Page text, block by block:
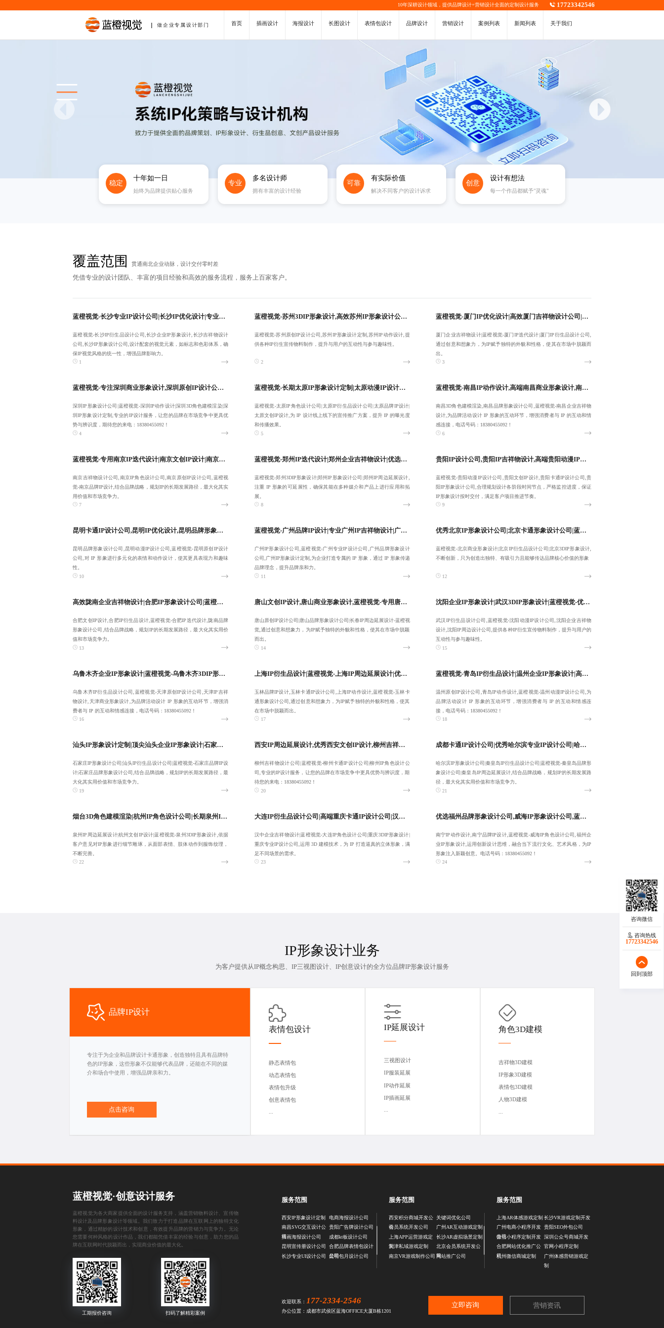
10年深耕设计领域，提供品牌设计+营销设计全面的定制设计服务 17723342546
做企业专属设计部门 首页 插画设计 海报设计 长图设计 表情包设计 品牌设计 营销设计 案例列表 新闻列表 关于我们
稳定
十年如一日
始终为品牌提供贴心服务
专业
多名设计师
拥有丰富的设计经验
可靠
有实际价值
解决不同客户的设计诉求
创意
设计有想法
每一个作品都赋予"灵魂"
覆盖范围 贯通南北企业动脉，设计交付零时差
凭借专业的设计团队、丰富的项目经验和高效的服务流程，服务上百家客户。
蓝橙视觉-长沙专业IP设计公司|长沙IP优化设计|专业长沙IP衍生品设计公司|长沙企业IP形象设计-提供长期性服务
蓝橙视觉-长沙IP衍生品设计公司,长沙企业IP形象设计,长沙吉祥物设计
公司,长沙IP形象设计公司,设计配套的视觉元素，如标志和色彩体系，确
保IP视觉风格的统一性，增强品牌影响力。
1
蓝橙视觉-苏州3DIP形象设计,高效苏州IP形象设计公司,苏州原创IP设计公司
蓝橙视觉-苏州原创IP设计公司,苏州IP形象设计定制,苏州IP动作设计,提
供各种IP衍生宣传物料制作，提升与用户的互动性与参与趣味性。
2
蓝橙视觉-厦门IP优化设计|高效厦门吉祥物设计公司|厦门企业吉祥物设计|厦门IP迭代设计-提供专属服务
厦门企业吉祥物设计|蓝橙视觉-厦门IP迭代设计|厦门IP衍生品设计公司,
通过创意和想象力，为IP赋予独特的外貌和性格，使其在市场中脱颖而
出。
3
蓝橙视觉-专注深圳商业形象设计,深圳原创IP设计公司,深圳IP形象设计公司,深圳IP动作设计-品质交付
深圳IP形象设计公司|蓝橙视觉-深圳IP动作设计|深圳3D角色建模渲染|深
圳IP形象设计定制,专业的IP设计服务，让您的品牌在市场竞争中更具优
势与辨识度，期待您的来电：18380455092！
4
蓝橙视觉-长期太原IP形象设计定制|太原动漫IP设计公司|太原IP角色设计公司|太原IP衍生品设计公司-值得您的信赖
蓝橙视觉-太原IP角色设计公司|太原IP衍生品设计公司|太原品牌IP设计|
太原文创IP设计,为 IP 设计线上线下的宣传推广方案，提升 IP 的曝光度
和传播效果。
5
蓝橙视觉-南昌IP动作设计,高端南昌商业形象设计,南昌3D角色建模渲染-把控细节质感:18380455092
南昌3D角色建模渲染,南昌品牌形象设计公司,蓝橙视觉-南昌企业吉祥物
设计,为品牌活动设计 IP 形象的互动环节，增强消费者与 IP 的互动和情
感连接，电话号码：18380455092！
6
蓝橙视觉-专用南京IP迭代设计|南京文创IP设计|南京吉祥物设计公司-服务性价比高
南京吉祥物设计公司,南京IP角色设计公司,南京原创IP设计公司,蓝橙视
觉-南京品牌IP设计,结合品牌战略，规划IP的长期发展路径，最大化其实
用价值和市场竞争力。
7
蓝橙视觉-郑州IP迭代设计|郑州企业吉祥物设计|优选郑州3DIP形象设计|郑州IP形象设计公司-保障视觉呈现:18380455092
蓝橙视觉-郑州3DIP形象设计|郑州IP形象设计公司|郑州IP周边延展设计,
注重 IP 形象的可延展性，确保其能在多种媒介和产品上进行应用和拓
展。
8
贵阳IP设计公司,贵阳IP吉祥物设计,高端贵阳动漫IP设计公司-蓝橙视觉-把控细节质感:18380455092
蓝橙视觉-贵阳动漫IP设计公司,贵阳文创IP设计,贵阳卡通IP设计公司,贵
阳IP形象设计公司,合理规划设计各阶段时间节点，严格监控进度，保证
IP形象设计按时交付，满足客户项目推进节奏。
9
昆明卡通IP设计公司,昆明IP优化设计,昆明品牌形象设计公司,蓝橙视觉-昆明动漫IP设计公司-致力于合作共赢
昆明品牌形象设计公司,昆明动漫IP设计公司,蓝橙视觉-昆明原创IP设计
公司,对 IP 形象进行多元化的表情和动作设计，使其更具表现力和趣味
性。
10
蓝橙视觉-广州品牌IP设计|专业广州IP吉祥物设计|广州IP形象设计公司|广州专业IP设计公司-值得您的信赖
广州IP形象设计公司,蓝橙视觉-广州专业IP设计公司,广州品牌形象设计
公司,广州IP形象设计定制,为企业打造专属的 IP 形象，通过 IP 形象传递
品牌理念，提升品牌亲和力。
11
优秀北京IP形象设计公司|北京卡通形象设计公司|蓝橙视觉-北京商业形象设计-10年经验
蓝橙视觉-北京商业形象设计|北京IP衍生品设计公司|北京3DIP形象设计,
不断创新，只为创造出独特、有吸引力且能够传达品牌核心价值的形象
12
高效陇南企业吉祥物设计|合肥IP形象设计公司|蓝橙视觉-合肥文创IP设计-提供长期性服务
合肥文创IP设计,合肥IP衍生品设计,蓝橙视觉-合肥IP迭代设计,陇南品牌
形象设计公司,结合品牌战略，规划IP的长期发展路径，最大化其实用价
值和市场竞争力。
13
唐山文创IP设计,唐山商业形象设计,蓝橙视觉-专用唐山原创IP设计公司-专注定制
唐山原创IP设计公司|唐山品牌形象设计公司|长春IP周边延展设计-蓝橙视
觉,通过创意和想象力，为IP赋予独特的外貌和性格，使其在市场中脱颖
而出。
14
沈阳企业IP形象设计|武汉3DIP形象设计|蓝橙视觉-优秀武汉IP衍生品设计公司-欢迎来电:18380455092
武汉IP衍生品设计公司,蓝橙视觉-沈阳动漫IP设计公司,沈阳企业吉祥物
设计,沈阳IP周边设计公司,提供各种IP衍生宣传物料制作，提升与用户的
互动性与参与趣味性。
15
乌鲁木齐企业IP形象设计|蓝橙视觉-乌鲁木齐3DIP形象设计|高端乌鲁木齐IP衍生品设计公司-品质交付
乌鲁木齐IP衍生品设计公司,蓝橙视觉-天津原创IP设计公司,天津IP吉祥
物设计,天津商业形象设计,为品牌活动设计 IP 形象的互动环节，增强消
费者与 IP 的互动和情感连接，电话号码：18380455092！
16
上海IP衍生品设计|蓝橙视觉-上海IP周边延展设计|优秀玉林品牌IP设计-服务性价比高
玉林品牌IP设计,玉林卡通IP设计公司,上海IP动作设计,蓝橙视觉-玉林卡
通形象设计公司,通过创意和想象力，为IP赋予独特的外貌和性格，使其
在市场中脱颖而出。
17
蓝橙视觉-青岛IP衍生品设计|温州企业IP形象设计|高端温州原创IP设计公司-服务性价比高
温州原创IP设计公司,青岛IP动作设计,蓝橙视觉-温州动漫IP设计公司,为
品牌活动设计 IP 形象的互动环节，增强消费者与 IP 的互动和情感连
接，电话号码：18380455092！
18
汕头IP形象设计定制|顶尖汕头企业IP形象设计|石家庄IP形象设计公司-蓝橙视觉-服务高效
石家庄IP形象设计公司|汕头IP衍生品设计公司|蓝橙视觉-石家庄品牌IP设
计|石家庄品牌形象设计公司,结合品牌战略，规划IP的长期发展路径，最
大化其实用价值和市场竞争力。
19
西安IP周边延展设计,优秀西安文创IP设计,柳州吉祥物设计公司,蓝橙视觉-柳州卡通IP设计公司-专注定制
柳州吉祥物设计公司|蓝橙视觉-柳州卡通IP设计公司|柳州IP角色设计公
司,专业的IP设计服务，让您的品牌在市场竞争中更具优势与辨识度，期
待您的来电：18380455092！
20
成都卡通IP设计公司|优秀哈尔滨专业IP设计公司|哈尔滨IP形象设计公司-蓝橙视觉-提供长期性服务
哈尔滨IP形象设计公司|秦皇岛IP衍生品设计公司|蓝橙视觉-秦皇岛品牌形
象设计公司|秦皇岛IP周边延展设计,结合品牌战略，规划IP的长期发展路
径，最大化其实用价值和市场竞争力。
21
烟台3D角色建模渲染|杭州IP角色设计公司|长期泉州IP周边延展设计|蓝橙视觉-杭州文创IP设计-客户满意为止
泉州IP周边延展设计|杭州文创IP设计|蓝橙视觉-泉州3DIP形象设计,依据
客户意见对IP形象进行细节雕琢，从面部表情、肢体动作到服饰纹理，
不断完善。
22
大连IP衍生品设计公司|高端重庆卡通IP设计公司|汉中企业吉祥物设计|蓝橙视觉-大连IP角色设计公司-服务全国客户
汉中企业吉祥物设计|蓝橙视觉-大连IP角色设计公司|重庆3DIP形象设计|
重庆专业IP设计公司,运用 3D 建模技术，为 IP 打造逼真的立体形象，满
足不同场景的需求。
23
优选福州品牌形象设计公司,威海IP形象设计公司,蓝橙视觉-南宁IP动作设计-欢迎来电:18380455092
南宁IP动作设计,南宁品牌IP设计,蓝橙视觉-威海IP角色设计公司,福州企
业IP形象设计,运用创新设计思维，融合当下流行文化、艺术风格，为IP
形象注入新颖创意。电话号码：18380455092！
24
IP形象设计业务
为客户提供从IP概念构思、 IP三视图设计、IP创意设计的全方位品牌IP形象设计服务
品牌IP设计
专注于为企业和品牌设计卡通形象，创造独特且具有品牌特
色的IP形象，这些形象不仅能够代表品牌，还能在不同的媒
介和场合中使用，增强品牌亲和力。
点击咨询
表情包设计
静态表情包
动态表情包
表情包升级
创意表情包
IP延展设计
三视图设计
IP服装延展
IP动作延展
IP插画延展
角色3D建模
吉祥物3D建模
IP形象3D建模
表情包3D建模
人物3D建模
咨询热线
17723342546
回到顶部
蓝橙视觉·创意设计服务
蓝橙视觉为各大商家提供全面的设计服务支持，涵盖营销物料设计
宣传物
料设计及品牌形象设计等领域。我们致力于打造品牌在互联网上的独特文化
形象，通过精妙的设计技术和创意，有效提升品牌的营销力与竞争力。无论
您需要何种风格的设计作品，我们都能凭借丰富的经验与创意，助力您的品
牌在互联网时代脱颖而出，实现商业价值的最大化。
服务范围
西安IP形象设计定制
南昌SVG交互设计公
司
插画海报设计公司
昆明宣传册设计公司
长沙专业UI设计公司
电商海报设计公司
贵阳广告牌设计公司
成都kt板设计公司
合肥品牌表情包设计
公司
昆明包月设计公司
服务范围
西安积分商城开发公
司
会员系统开发公司
上海APP运营游戏定
制
天津私域游戏定制
南京VR游戏制作公司
关键词优化公司
广州AR互动游戏定制
长沙AR虚拟场景定制
北京会员系统开发公
司
网站推广公司
服务范围
上海AR体感游戏定制
广州电商小程序开发
公司
微信小程序定制开发
合肥网站优化推广公
司
杭州微信商城定制
长沙VR游戏定制开发
贵阳SEO外包公司
深圳公众号商城开发
官网小程序定制
广州体感营销游戏定
制
欢迎联系： 177-2334-2546
办公位置：成都市武侯区蓝海OFFICE大厦B栋1201
立即咨询 营销资讯